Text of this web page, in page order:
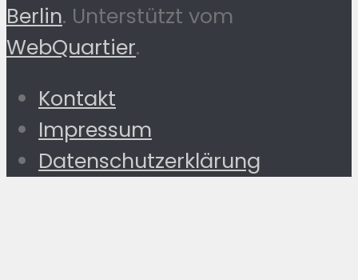
Berlin. Unterstützt vom
WebQuartier.
Kontakt
Impressum
Datenschutzerklärung